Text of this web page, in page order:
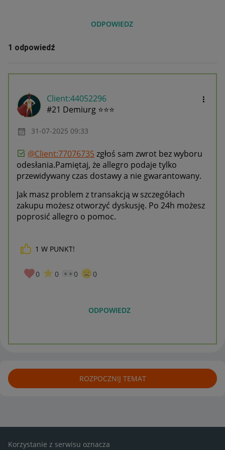
ODPOWIEDZ
1 odpowiedź
Client:44052296
#21 Demiurg ⭐⭐⭐
‎31-07-2025 09:33
@Client:77076735zgłoś sam zwrot bez wyboru
odesłania.Pamiętaj, że allegro podaje tylko
przewidywany czas dostawy a nie gwarantowany.
Jak masz problem z transakcją w szczegółach
zakupu możesz otworzyć dyskusję. Po 24h możesz
poprosić allegro o pomoc.
1 W PUNKT!
0 0 0 0
ODPOWIEDZ
ROZPOCZNIJ TEMAT
Korzystanie z serwisu oznacza